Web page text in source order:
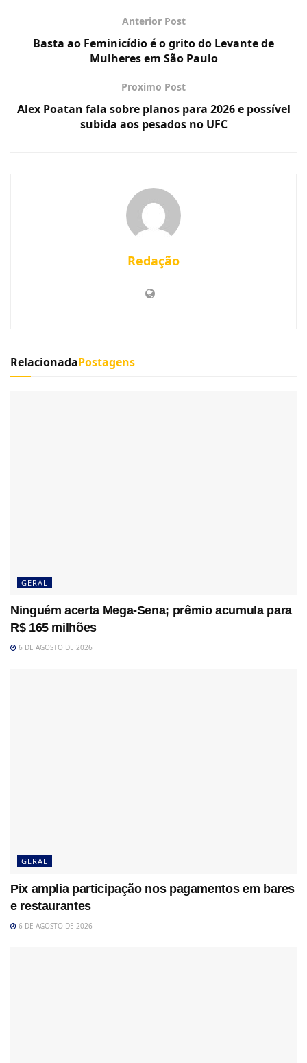
Anterior Post
Basta ao Feminicídio é o grito do Levante de
Mulheres em São Paulo
Proximo Post
Alex Poatan fala sobre planos para 2026 e possível
subida aos pesados no UFC
Redação
RelacionadaPostagens
GERAL
Ninguém acerta Mega-Sena; prêmio acumula para
R$ 165 milhões
6 DE AGOSTO DE 2026
GERAL
Pix amplia participação nos pagamentos em bares
e restaurantes
6 DE AGOSTO DE 2026